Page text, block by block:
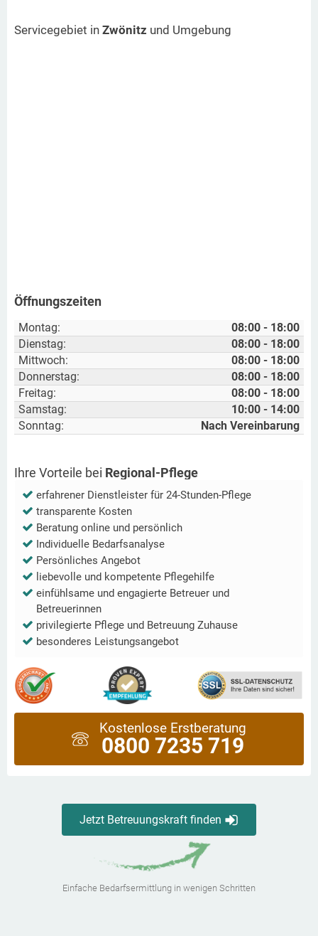
Servicegebiet in Zwönitz und Umgebung
Öffnungszeiten
Montag:
08:00 - 18:00
Dienstag:
08:00 - 18:00
Mittwoch:
08:00 - 18:00
Donnerstag:
08:00 - 18:00
Freitag:
08:00 - 18:00
Samstag:
10:00 - 14:00
Sonntag:
Nach Vereinbarung
Ihre Vorteile bei Regional-Pflege
erfahrener Dienstleister für 24-Stunden-Pflege
transparente Kosten
Beratung online und persönlich
Individuelle Bedarfsanalyse
Persönliches Angebot
liebevolle und kompetente Pflegehilfe
einfühlsame und engagierte Betreuer und
Betreuerinnen
privilegierte Pflege und Betreuung Zuhause
besonderes Leistungsangebot
Kostenlose Erstberatung
0800 7235 719
Jetzt Betreuungskraft finden
Einfache Bedarfsermittlung in wenigen Schritten